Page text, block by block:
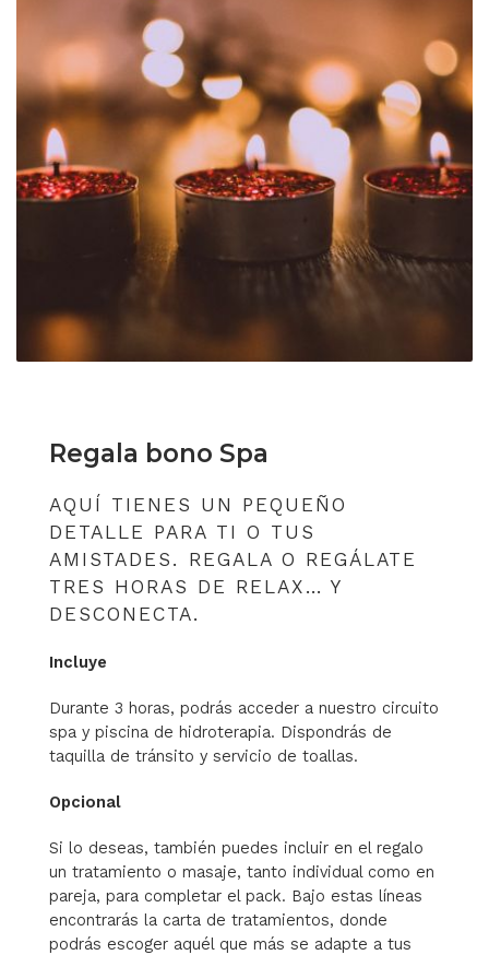
Regala bono Spa
AQUÍ TIENES UN PEQUEÑO
DETALLE PARA TI O TUS
AMISTADES. REGALA O REGÁLATE
TRES HORAS DE RELAX… Y
DESCONECTA.
Incluye
Durante 3 horas, podrás acceder a nuestro circuito
spa y piscina de hidroterapia. Dispondrás de
taquilla de tránsito y servicio de toallas.
Opcional
Si lo deseas, también puedes incluir en el regalo
un tratamiento o masaje, tanto individual como en
pareja, para completar el pack. Bajo estas líneas
encontrarás la carta de tratamientos, donde
podrás escoger aquél que más se adapte a tus